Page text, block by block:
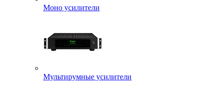
Моно усилители
Мультирумные усилители